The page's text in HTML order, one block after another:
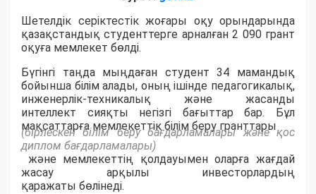
Шетелдік серіктестік жоғары оқу орындарында
қазақстандық студенттерге арналған 2 090 грант
оқуға мемлекет бөлді.
Бүгінгі таңда мыңдаған студент 34 мамандық
бойынша білім алады, оның ішінде педагогикалық,
инженерлік-техникалық және жасанды
интеллект сияқты негізгі бағыттар бар. Бұл
мақсаттарға мемлекеттік білім беру гранттары
(бірлескен білім беру бағдарламалары және қос
диплом бағдарламалары)
және мемлекеттің қолдауымен оларға жағдай
жасау арқылы инвесторлардың
қаражаты бөлінеді.